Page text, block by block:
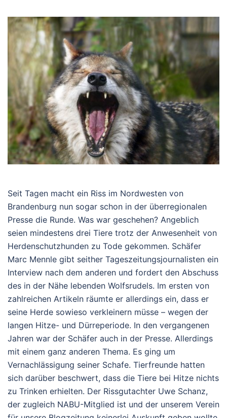
Seit Tagen macht ein Riss im Nordwesten von
Brandenburg nun sogar schon in der überregionalen
Presse die Runde. Was war geschehen? Angeblich
seien mindestens drei Tiere trotz der Anwesenheit von
Herdenschutzhunden zu Tode gekommen. Schäfer
Marc Mennle gibt seither Tageszeitungsjournalisten ein
Interview nach dem anderen und fordert den Abschuss
des in der Nähe lebenden Wolfsrudels. Im ersten von
zahlreichen Artikeln räumte er allerdings ein, dass er
seine Herde sowieso verkleinern müsse – wegen der
langen Hitze- und Dürreperiode. In den vergangenen
Jahren war der Schäfer auch in der Presse. Allerdings
mit einem ganz anderen Thema. Es ging um
Vernachlässigung seiner Schafe. Tierfreunde hatten
sich darüber beschwert, dass die Tiere bei Hitze nichts
zu Trinken erhielten. Der Rissgutachter Uwe Schanz,
der zugleich NABU-Mitglied ist und der unserem Verein